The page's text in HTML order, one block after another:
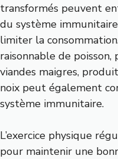
transformés peuvent
du système
limiter la
raisonnable de poisson,
viandes maigres,
noix peut également
système immunitaire.
L’exercice physique
pour maintenir une